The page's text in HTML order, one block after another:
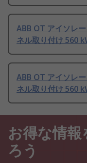
ABB OT アイソレ
ネル取り付け 560
ABB OT アイソレ
ネル取り付け 560
お得な情
ろう